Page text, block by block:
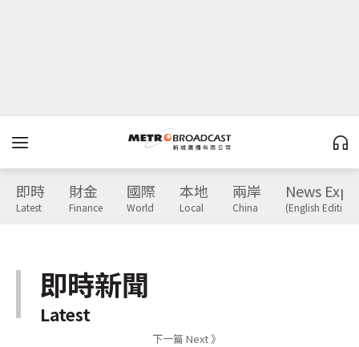
即時
Latest
財金
Finance
國際
World
本地
Local
兩岸
China
News
(English Edition)
即時新聞
Latest
下一篇 Next 》